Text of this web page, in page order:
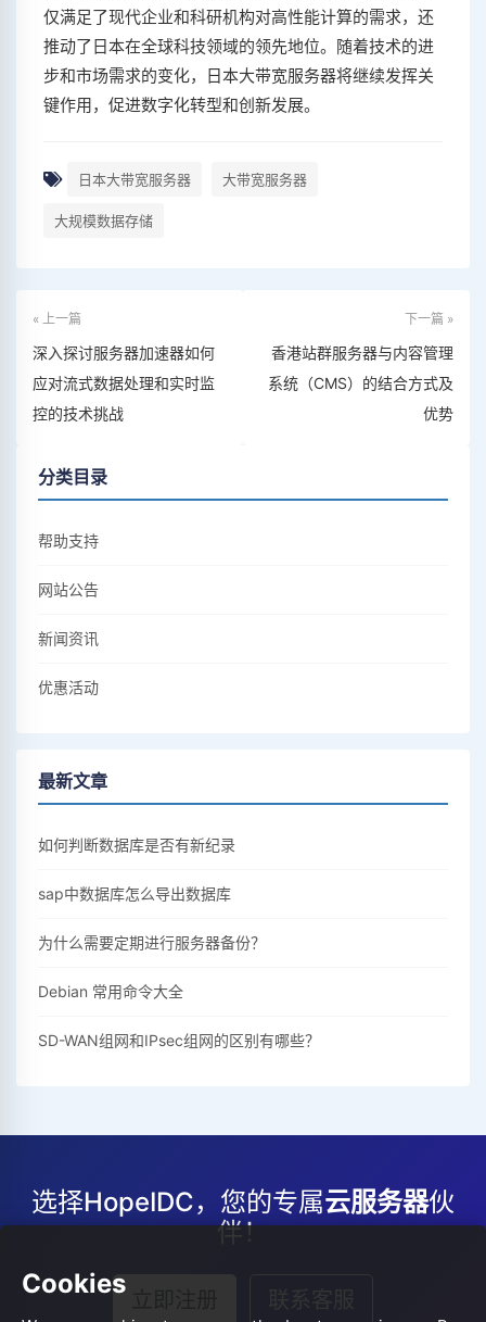
仅满足了现代企业和科研机构对高性能计算的需求，还
推动了日本在全球科技领域的领先地位。随着技术的进
步和市场需求的变化，日本大带宽服务器将继续发挥关
键作用，促进数字化转型和创新发展。
日本大带宽服务器 大带宽服务器
大规模数据存储
« 上一篇
深入探讨服务器加速器如何
应对流式数据处理和实时监
控的技术挑战
下一篇 »
香港站群服务器与内容管理
系统（CMS）的结合方式及
优势
分类目录
帮助支持
网站公告
新闻资讯
优惠活动
最新文章
如何判断数据库是否有新纪录
sap中数据库怎么导出数据库
为什么需要定期进行服务器备份？
Debian 常用命令大全
SD-WAN组网和IPsec组网的区别有哪些？
选择HopeIDC，您的专属云服务器伙
伴！
Cookies